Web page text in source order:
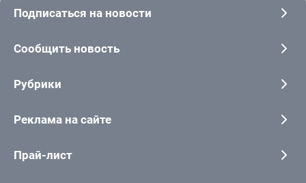
Подписаться на новости
Сообщить новость
Рубрики
Реклама на сайте
Прай-лист